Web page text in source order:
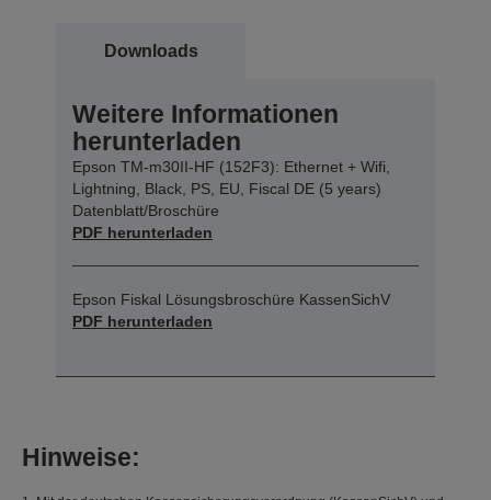
Downloads
Weitere Informationen
herunterladen
Epson TM-m30II-HF (152F3): Ethernet + Wifi,
Lightning, Black, PS, EU, Fiscal DE (5 years)
Datenblatt/Broschüre
PDF herunterladen
Epson Fiskal Lösungsbroschüre KassenSichV
PDF herunterladen
Hinweise: